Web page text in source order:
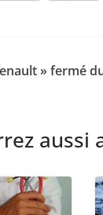
» fermé
aussi